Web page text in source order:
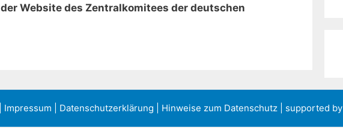
der Website des Zentralkomitees der deutschen
Impressum Datenschutzerklärung Hinweise zum Datenschutz| supported by